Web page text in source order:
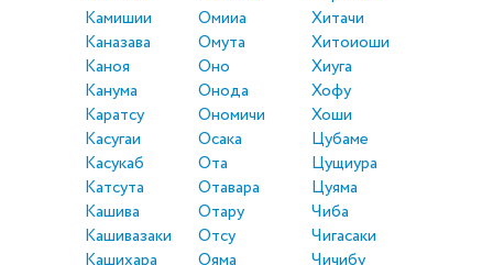
Камишии
Каназава
Каноя
Канума
Каратсу
Касугаи
Касукаб
Катсута
Кашива
Кашивазаки
Омииа
Омута
Оно
Онода
Ономичи
Осака
Ота
Отавара
Отару
Отсу
Хитачи
Хитоиоши
Хиуга
Хофу
Хоши
Цубаме
Цущиура
Цуяма
Чиба
Чигасаки